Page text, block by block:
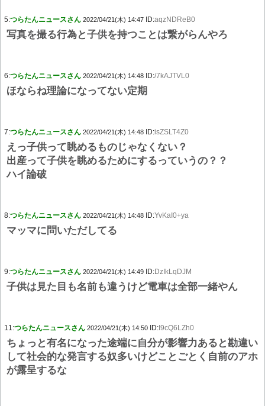
5:つらたんニュースさん 2022/04/21(木) 14:47 ID:aqzNDReB0
写真を撮る行為と子供を持つことは繋がらんやろ
6:つらたんニュースさん 2022/04/21(木) 14:48 ID:/7kAJTVL0
ほならね理論になってない定期
7:つらたんニュースさん 2022/04/21(木) 14:48 ID:isZSLT4Z0
えっ子供って眺めるものじゃなくない？
出産って子供を眺めるためにするっていうの？？
ハイ論破
8:つらたんニュースさん 2022/04/21(木) 14:48 ID:YvKaI0+ya
マッマに問いただしてる
9:つらたんニュースさん 2022/04/21(木) 14:49 ID:DzIkLqDJM
子供は見た目も名前も違うけど電車は全部一緒やん
11:つらたんニュースさん 2022/04/21(木) 14:50 ID: I9cQ6LZh0
ちょっと有名になった途端に自分が影響力あると勘違い
して社会的な発言する奴多いけどことごとく自前のアホ
が露呈するな